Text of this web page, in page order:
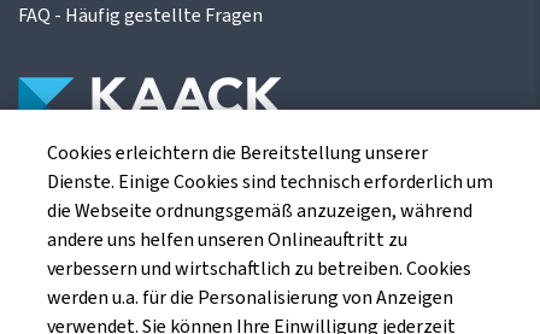
FAQ - Häufig gestellte Fragen
Die Kaack Terminhandel GmbH ist ein
Finanzdienstleistungsinstitut für die europäischen
Agrarterminbörsen.
Kaack Terminhandel GmbH
Cookies erleichtern die Bereitstellung unserer
Dienste. Einige Cookies sind technisch erforderlich um
die Webseite ordnungsgemäß anzuzeigen, während
andere uns helfen unseren Onlineauftritt zu
verbessern und wirtschaftlich zu betreiben. Cookies
werden u.a. für die Personalisierung von Anzeigen
verwendet. Sie können Ihre Einwilligung jederzeit